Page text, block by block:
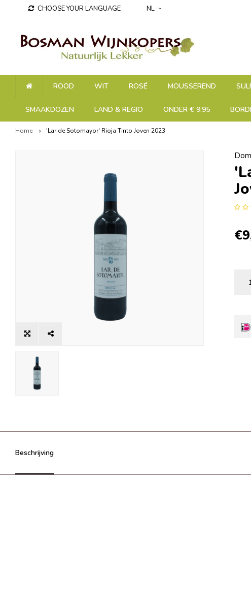
CHOOSE YOUR LANGUAGE NL
ROOD WIT ROSÉ MOUSSEREND
SMAAKDOZEN LAND & REGIO ONDER € 9,95
Home 'Lar de Sotomayor' Rioja Tinto Joven 2023
Beschrijving